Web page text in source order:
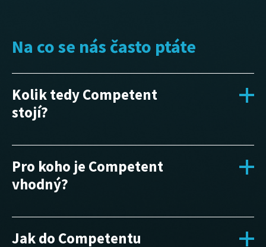
Na co se nás často ptáte
Kolik tedy Competent
stojí?
Pro koho je Competent
vhodný?
Jak do Competentu